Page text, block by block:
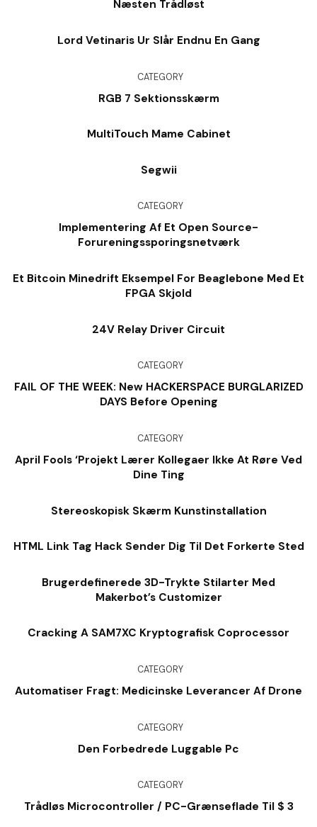
Næsten Trådløst
Lord Vetinaris Ur Slår Endnu En Gang
CATEGORY
RGB 7 Sektionsskærm
MultiTouch Mame Cabinet
Segwii
CATEGORY
Implementering Af Et Open Source-
Forureningssporingsnetværk
Et Bitcoin Minedrift Eksempel For Beaglebone Med Et
FPGA Skjold
24V Relay Driver Circuit
CATEGORY
FAIL OF THE WEEK: New HACKERSPACE BURGLARIZED
DAYS Before Opening
CATEGORY
April Fools ‘Projekt Lærer Kollegaer Ikke At Røre Ved
Dine Ting
Stereoskopisk Skærm Kunstinstallation
HTML Link Tag Hack Sender Dig Til Det Forkerte Sted
Brugerdefinerede 3D-Trykte Stilarter Med
Makerbot’s Customizer
Cracking A SAM7XC Kryptografisk Coprocessor
CATEGORY
Automatiser Fragt: Medicinske Leverancer Af Drone
CATEGORY
Den Forbedrede Luggable Pc
CATEGORY
Trådløs Microcontroller / PC-Grænseflade Til $ 3